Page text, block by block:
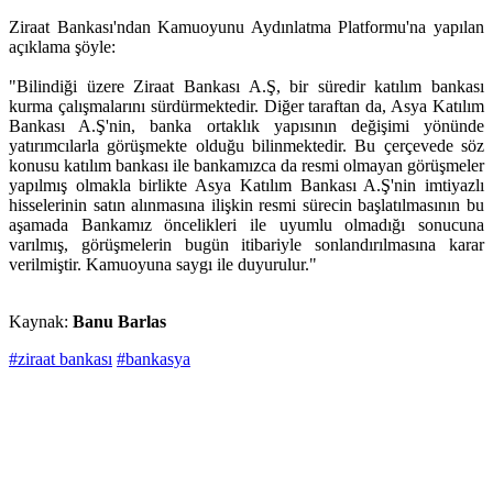
Ziraat Bankası'ndan Kamuoyunu Aydınlatma Platformu'na yapılan
açıklama şöyle:
"Bilindiği üzere Ziraat Bankası A.Ş, bir süredir katılım bankası
kurma çalışmalarını sürdürmektedir. Diğer taraftan da, Asya Katılım
Bankası A.Ş'nin, banka ortaklık yapısının değişimi yönünde
yatırımcılarla görüşmekte olduğu bilinmektedir. Bu çerçevede söz
konusu katılım bankası ile bankamızca da resmi olmayan görüşmeler
yapılmış olmakla birlikte Asya Katılım Bankası A.Ş'nin imtiyazlı
hisselerinin satın alınmasına ilişkin resmi sürecin başlatılmasının bu
aşamada Bankamız öncelikleri ile uyumlu olmadığı sonucuna
varılmış, görüşmelerin bugün itibariyle sonlandırılmasına karar
verilmiştir. Kamuoyuna saygı ile duyurulur."
Kaynak: Banu Barlas
#ziraat bankası #bankasya